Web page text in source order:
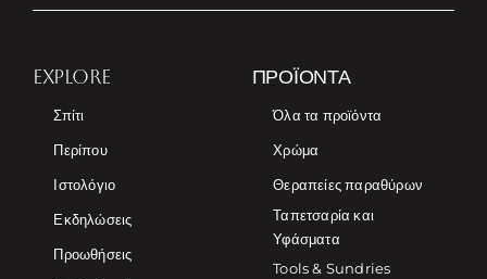
EXPLORE
Σπίτι
Περίπου
Ιστολόγιο
Εκδηλώσεις
Προωθήσεις
ΠΡΟΪΌΝΤΑ
Όλα τα προϊόντα
Χρώμα
Θεραπείες παραθύρων
Ταπετσαρία και
Υφάσματα
Tools & Sundries